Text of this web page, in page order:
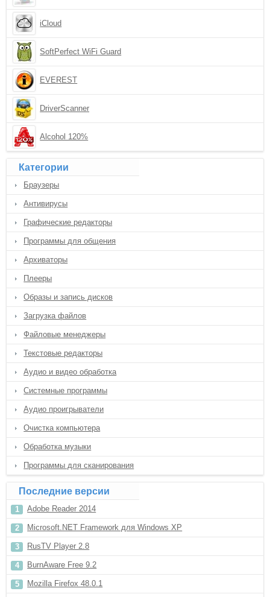
iCloud
SoftPerfect WiFi Guard
EVEREST
DriverScanner
Alcohol 120%
Категории
Браузеры
Антивирусы
Графические редакторы
Программы для общения
Архиваторы
Плееры
Образы и запись дисков
Загрузка файлов
Файловые менеджеры
Текстовые редакторы
Аудио и видео обработка
Системные программы
Аудио проигрыватели
Очистка компьютера
Обработка музыки
Программы для сканирования
Последние версии
Adobe Reader 2014
Microsoft.NET Framework для Windows XP
RusTV Player 2.8
BurnAware Free 9.2
Mozilla Firefox 48.0.1